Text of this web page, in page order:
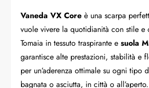
Vaneda VX Coreè una scarpa
vuole vivere la quotidianità con stile e
Tomaia in tessuto traspirante esuola
garantisce alte prestazioni, stabilità e
per un’aderenza ottimale su ogni tipo
bagnata o asciutta, in città o all’aperto.